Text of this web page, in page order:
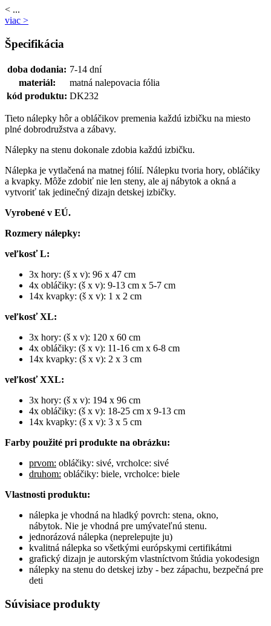
< ...
viac >
Špecifikácia
doba dodania: 7-14 dní
materiál:
matná nalepovacia fólia
kód produktu: DK232
Tieto nálepky hôr a obláčikov premenia každú izbičku na miesto
plné dobrodružstva a zábavy.
Nálepky na stenu dokonale zdobia každú izbičku.
Nálepka je vytlačená na matnej fólií. Nálepku tvoria hory, obláčiky
a kvapky. Môže zdobiť nie len steny, ale aj nábytok a okná a
vytvoriť tak jedinečný dizajn detskej izbičky.
Vyrobené v EÚ.
Rozmery nálepky:
veľkosť L:
3x hory: (š x v): 96 x 47 cm
4x obláčiky: (š x v): 9-13 cm x 5-7 cm
14x kvapky: (š x v): 1 x 2 cm
veľkosť XL:
3x hory: (š x v): 120 x 60 cm
4x obláčiky: (š x v): 11-16 cm x 6-8 cm
14x kvapky: (š x v): 2 x 3 cm
veľkosť XXL:
3x hory: (š x v): 194 x 96 cm
4x obláčiky: (š x v): 18-25 cm x 9-13 cm
14x kvapky: (š x v): 3 x 5 cm
Farby použité pri produkte na obrázku:
prvom: obláčiky: sivé, vrcholce: sivé
druhom: obláčiky: biele, vrcholce: biele
Vlastnosti produktu:
nálepka je vhodná na hladký povrch: stena, okno,
nábytok. Nie je vhodná pre umývateľnú stenu.
jednorázová nálepka (neprelepujte ju)
kvalitná nálepka so všetkými európskymi certifikátmi
grafický dizajn je autorským vlastníctvom štúdia yokodesign
nálepky na stenu do detskej izby - bez zápachu, bezpečná pre
deti
Súvisiace produkty